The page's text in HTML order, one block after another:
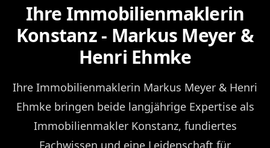
Ihre Immobilienmaklerin
Konstanz - Markus Meyer &
Henri Ehmke
Ihre Immobilienmaklerin Markus Meyer & Henri
Ehmke bringen beide langjährige Expertise als
Immobilienmakler Konstanz, fundiertes
Fachwissen und eine Leidenschaft für